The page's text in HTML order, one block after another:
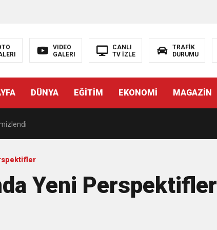
VIDEO
GALERI
CANLI
TV İZLE
TRAFİK
DURUMU
DÜNYA EĞİTİM EKONOMİ MAGAZİN
FARKI
ÇOCUKLAR DA ŞEN ŞAKRAK
ALTYAPISINA GÜÇLÜ YATIRIM
Yeni Perspektifler